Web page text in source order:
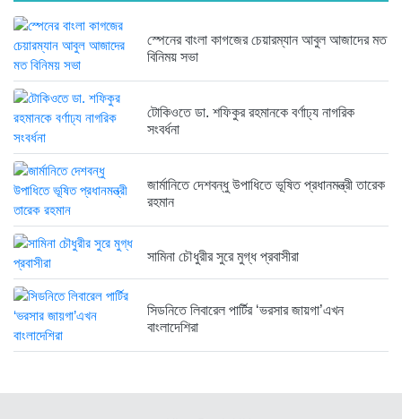
রাজনৈতিক লড়াইয়ে জিততে হলে সাংস্কৃতিক...
স্পেনের বাংলা কাগজের চেয়ারম্যান আবুল আজাদের মত
বিনিময় সভা
টোকিওতে ডা. শফিকুর রহমানকে বর্ণাঢ্য নাগরিক
সংবর্ধনা
জার্মানিতে দেশবন্ধু উপাধিতে ভূষিত প্রধানমন্ত্রী তারেক
রহমান
সামিনা চৌধুরীর সুরে মুগ্ধ প্রবাসীরা
সিডনিতে লিবারেল পার্টির ‘ভরসার জায়গা’এখন
বাংলাদেশিরা